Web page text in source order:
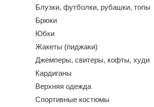
Блузки, футболки, рубашки, топы
Брюки
Юбки
Жакеты (пиджаки)
Джемперы, свитеры, кофты, худи
Кардиганы
Верхняя одежда
Спортивные костюмы